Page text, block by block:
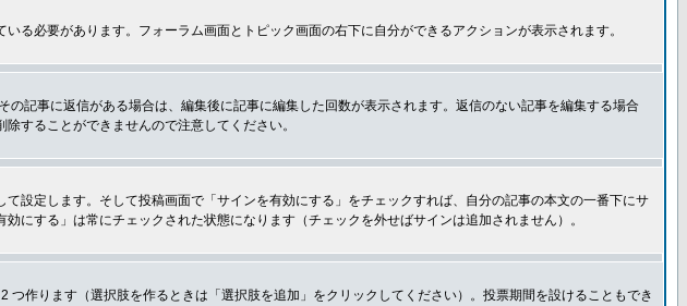
必要があります。フォーラム画面とトピック画面の右下に自分ができるアクションが表示されます。
記事に返信がある場合は、編集後に記事に編集した回数が表示されます。返信のない記事を編集する場合
することができませんので注意してください。
設定します。そして投稿画面で「サインを有効にする」をチェックすれば、自分の記事の本文の一番下にサ
にする」は常にチェックされた状態になります（チェックを外せばサインは追加されません）。
作ります（選択肢を作るときは「選択肢を追加」をクリックしてください）。投票期間を設けることもでき